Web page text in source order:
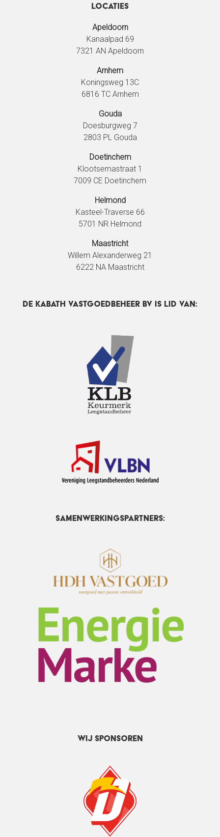
Locaties
Apeldoorn
Kanaalpad 69
7321 AN Apeldoorn
Arnhem
Koningsweg 13C
6816 TC Arnhem
Gouda
Doesburgweg 7
2803 PL Gouda
Doetinchem
Klootsemastraat 1
7009 CE Doetinchem
Helmond
Kasteel-Traverse 66
5701 NR Helmond
Maastricht
Willem Alexanderweg 21
6222 NA Maastricht
DE Kabath Vastgoedbeheer BV IS LID VAN:
Samenwerkingspartners:
Wij sponsoren